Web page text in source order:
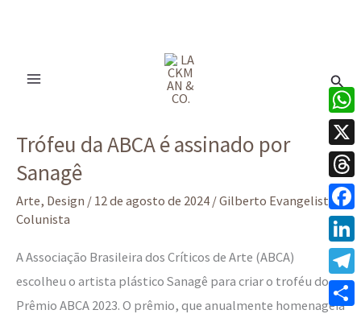
Trófeu da ABCA é assinado por
Sanagê
Arte, Design / 12 de agosto de 2024 /Gilberto Evangelista -
Colunista
A Associação Brasileira dos Críticos de Arte (ABCA)
escolheu o artista plástico Sanagê para criar o troféu do
Prêmio ABCA 2023. O prêmio, que anualmente homenageia
ABCA
é
assinado
Sanagê
X